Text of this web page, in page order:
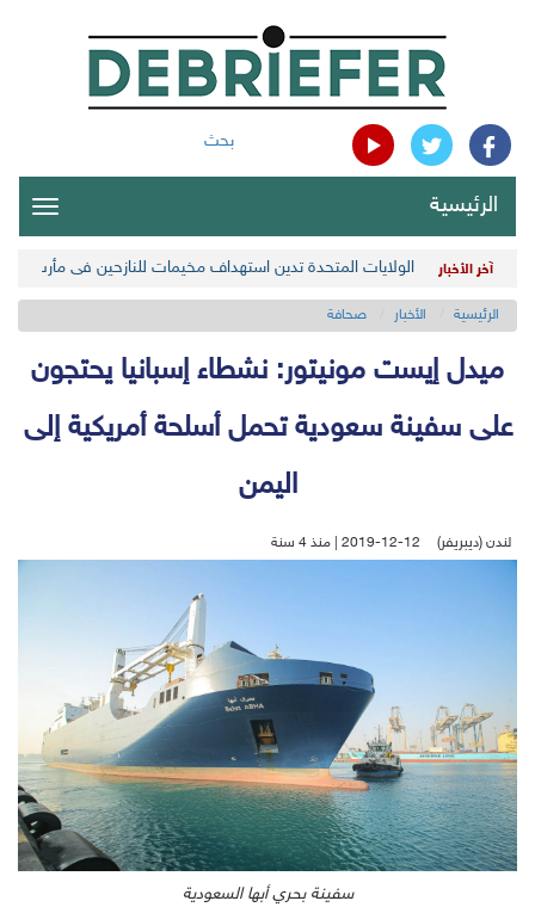
بحث
الرئيسية
آخر الأخبار الولايات المتحدة تدين استهداف مخيمات للنازحين في مأرب
الرئيسية الأخبار صحافة
ميدل إيست مونيتور: نشطاء إسبانيا يحتجون
على سفينة سعودية تحمل أسلحة أمريكية إلى
اليمن
لندن (ديبريفر) 2019-12-12 | منذ 4 سنة
سفينة بحري أبها السعودية